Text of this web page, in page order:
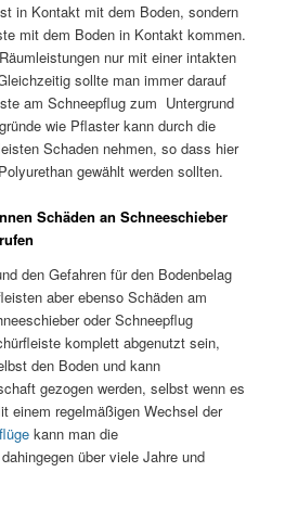
in Kontakt mit dem Boden, sondern
mit dem Boden in Kontakt kommen.
nur mit einer intakten
sollte man immer darauf
am Schneepflug zum Untergrund
wie Pflaster kann durch die
Schaden nehmen, so dass hier
gewählt werden sollten.
Schäden an Schneeschieber
den Gefahren für den Bodenbelag
aber ebenso Schäden am
oder Schneepflug
komplett abgenutzt sein,
den Boden und kann
gezogen werden, selbst wenn es
einem regelmäßigen Wechsel der
kann man die
dahingegen über viele Jahre und